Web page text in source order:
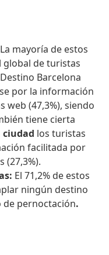
La mayoría de estos
global de turistas
Barcelona
por la información
web (47,3%), siendo
tiene cierta
ciudad los turistas
facilitada por
(27,3%).
El 71,2% de estos
ningún destino
pernoctación.